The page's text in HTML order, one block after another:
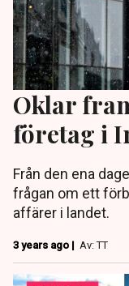
Oklar
företag i
Från den ena
frågan om ett
affärer i landet.
3 years ago | Av: TT